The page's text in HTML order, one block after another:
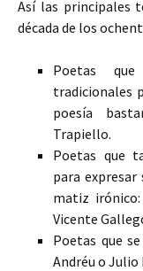
Así las principales
década de los
Poetas
tradicionales
poesía
Trapiello.
Poetas que
para expresar
matiz
Vicente
Poetas que
Andréu o Julio